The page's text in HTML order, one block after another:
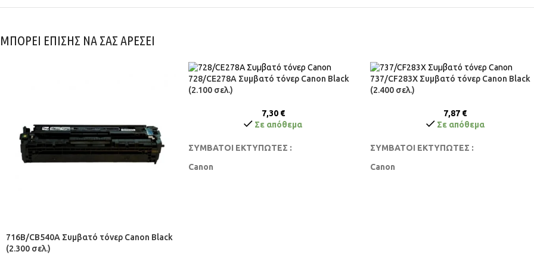
ΜΠΟΡΕΙ ΕΠΙΣΗΣ ΝΑ ΣΑΣ ΑΡΕΣΕΙ
716B/CB540A Συμβατό τόνερ Canon Black
(2.300 σελ.)
728/CE278A Συμβατό τόνερ Canon Black
(2.100 σελ.)
7,30 €
Σε απόθεμα
ΣΥΜΒΑΤΟΙ ΕΚΤΥΠΩΤΕΣ :
Canon
737/CF283X Συμβατό τόνερ Canon Black
(2.400 σελ.)
7,87 €
Σε απόθεμα
ΣΥΜΒΑΤΟΙ ΕΚΤΥΠΩΤΕΣ :
Canon